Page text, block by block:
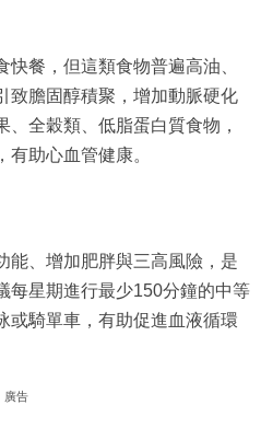
餐，但這類食物普遍高油、
致膽固醇積聚，增加動脈硬化
、全穀類、低脂蛋白質食物，
助心血管健康。
能、增加肥胖與三高風險，是
每星期進行最少150分鐘的中等
或騎單車，有助促進血液循環
廣告